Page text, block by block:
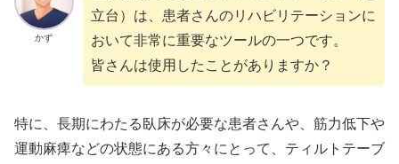
かず
立台）は、患者さんのリハビリテーションに
おいて非常に重要なツールの一つです。
皆さんは使用したことがありますか？
特に、長期にわたる臥床が必要な患者さんや、筋力低下や
運動麻痺などの状態にある方々にとって、ティルトテーブ